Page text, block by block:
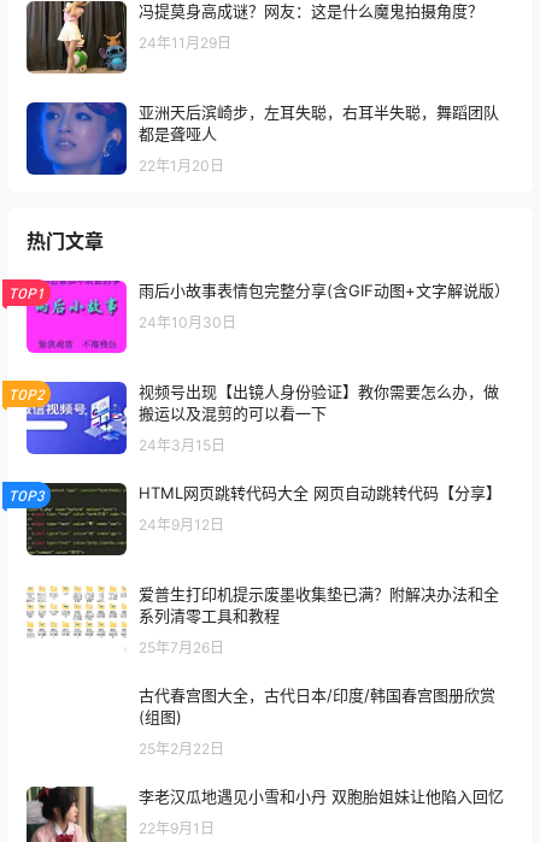
冯提莫身高成谜？网友：这是什么魔鬼拍摄角度？
24年11月29日
亚洲天后滨崎步，左耳失聪，右耳半失聪，舞蹈团队
都是聋哑人
22年1月20日
热门文章
TOP1 雨后小故事表情包完整分享(含GIF动图+文字解说版）
24年10月30日
TOP2
视频号出现【出镜人身份验证】教你需要怎么办，做
搬运以及混剪的可以看一下
24年3月15日
TOP3 HTML网页跳转代码大全 网页自动跳转代码【分享】
24年9月12日
爱普生打印机提示废墨收集垫已满？附解决办法和全
系列清零工具和教程
25年7月26日
古代春宫图大全，古代日本/印度/韩国春宫图册欣赏
(组图)
25年2月22日
李老汉瓜地遇见小雪和小丹 双胞胎姐妹让他陷入回忆
22年9月1日